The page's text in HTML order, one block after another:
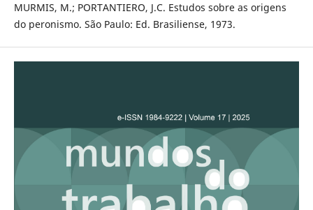
MURMIS, M.; PORTANTIERO, J.C. Estudos sobre as origens
do peronismo. São Paulo: Ed. Brasiliense, 1973.